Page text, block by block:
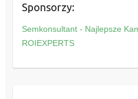
g
o
r
e
Sponsorzy:
Semkonsultant - Najlepsze
ROIEXPERTS